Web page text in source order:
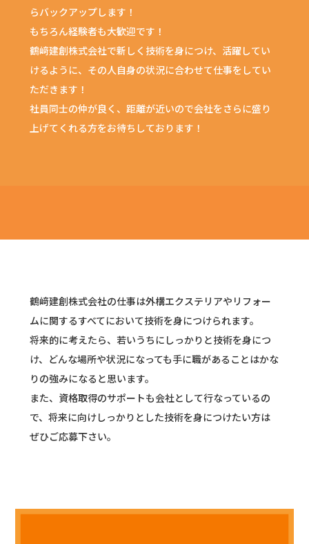
らバックアップします！
もちろん経験者も大歓迎です！
鶴﨑建創株式会社で新しく技術を身につけ、活躍してい
けるように、その人自身の状況に合わせて仕事をしてい
ただきます！
社員同士の仲が良く、距離が近いので会社をさらに盛り
上げてくれる方をお待ちしております！
鶴﨑建創株式会社の仕事は外構エクステリアやリフォー
ムに関するすべてにおいて技術を身につけられます。
将来的に考えたら、若いうちにしっかりと技術を身につ
け、どんな場所や状況になっても手に職があることはかな
りの強みになると思います。
また、資格取得のサポートも会社として行なっているの
で、将来に向けしっかりとした技術を身につけたい方は
ぜひご応募下さい。